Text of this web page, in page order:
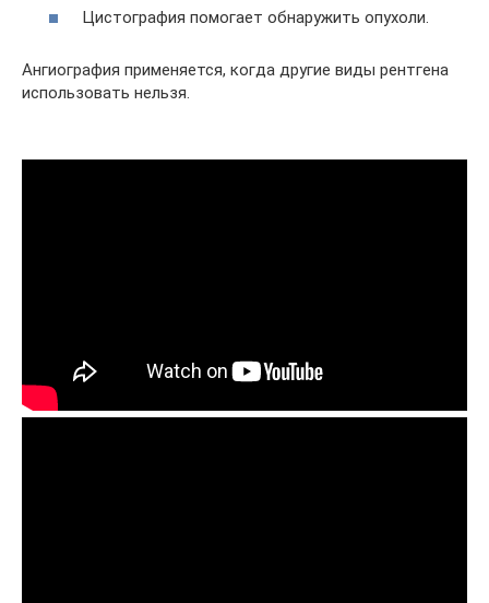
Цистография помогает обнаружить опухоли.
Ангиография применяется, когда другие виды рентгена
использовать нельзя.